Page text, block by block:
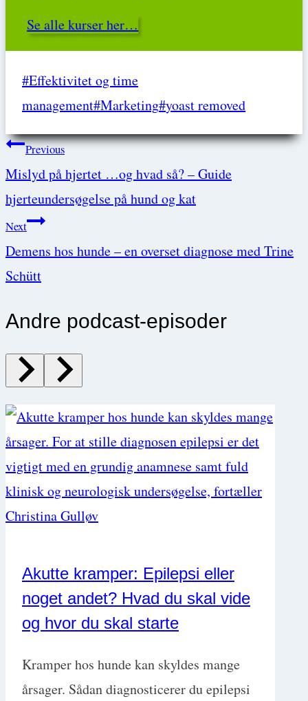
Se alle kurser her…
Post
Tags:
#Effektivitet og time
management#Marketing#yoast removed
Post
navigation
Previous
Mislyd på hjertet …og hvad så? – Guide
hjerteundersøgelse på hund og kat
Next
Demens hos hunde – en overset diagnose med Trine
Schütt
Andre podcast-episoder
Akutte kramper: Epilepsi eller
noget andet? Hvad du skal vide
og hvor du skal starte
Kramper hos hunde kan skyldes mange
årsager. Sådan diagnosticerer du epilepsi